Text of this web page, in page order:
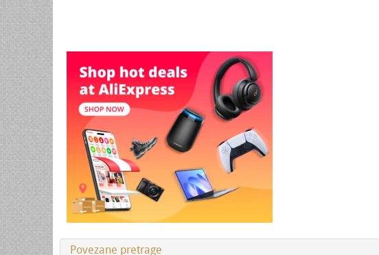
Povezane pretrage